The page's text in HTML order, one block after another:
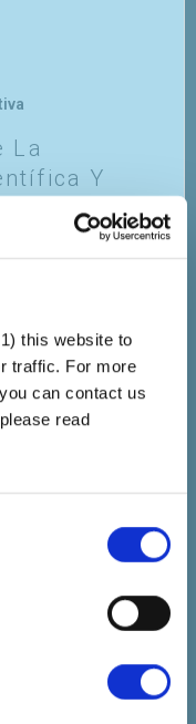
this website to
traffic. For more
can contact us
read
La
Y
Expertas
Sus Hijos